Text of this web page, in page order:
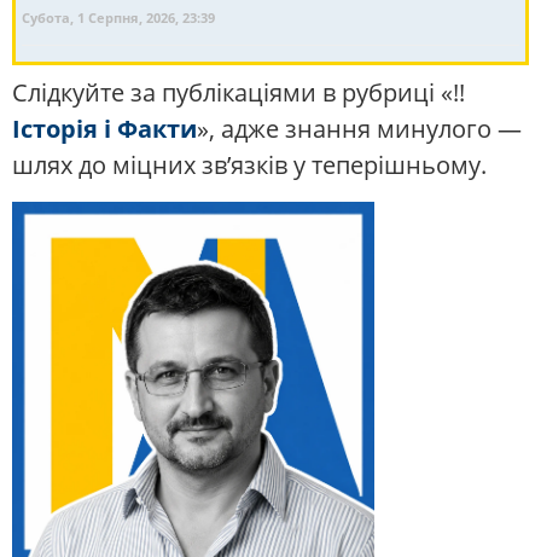
Субота, 1 Серпня, 2026, 23:39
Слідкуйте за публікаціями в рубриці «!!
Історія і Факти», адже знання минулого —
шлях до міцних зв’язків у теперішньому.